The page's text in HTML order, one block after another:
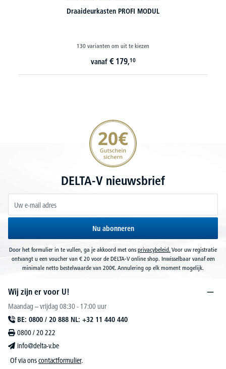
Garderobekasten MULTI MODUL-PRO
30 varianten om uit te kiezen
vanaf € 377,10
20€ korting verzekeren
DELTA-V nieuwsbrief
Nu abonneren
Door het formulier in te vullen, ga je akkoord met ons privacybeleid. Voor uw registratie
ontvangt u een voucher van € 20 voor de DELTA-V online shop. Inwisselbaar vanaf een
minimale netto bestelwaarde van 200€. Annulering op elk moment mogelijk.
Wij zijn er voor U!
Maandag – vrijdag 08:30 - 17:00 uur
BE: 0800 / 20 888 NL: +32 11 440 440
0800 / 20 222
info@delta-v.be
Of via onscontactformulier.